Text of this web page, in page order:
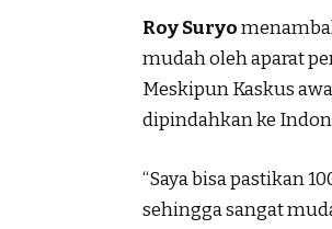
Roy Suryo
mudah oleh aparat
Meskipun Kaskus
dipindahkan ke
“Saya bisa pastikan
sehingga sangat